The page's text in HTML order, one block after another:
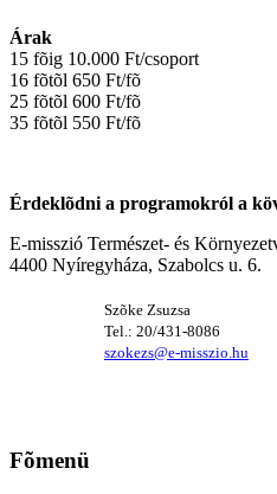
Árak
15 fõig 10.000 Ft/csoport
16 fõtõl 650 Ft/fõ
25 fõtõl 600 Ft/fõ
35 fõtõl 550 Ft/fõ
Érdeklõdni a programokról a
E-misszió Természet- és
4400 Nyíregyháza, Szabolcs u. 6.
Szõke Zsuzsa
Tel.: 20/431-8086
szokezs@e-misszio.hu
Fõmenü